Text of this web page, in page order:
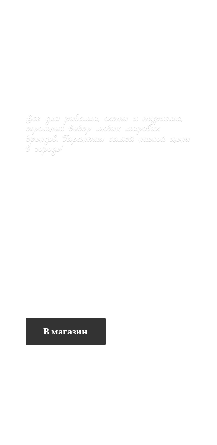
Все для рыбалки, охоты и туризма,
огромный выбор любых мировых
брендов. Гарантия самой низкой цены
в городе!
В магазин